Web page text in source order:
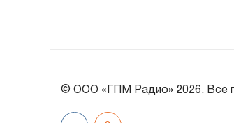
© ООО «ГПМ Радио» 2026. Все